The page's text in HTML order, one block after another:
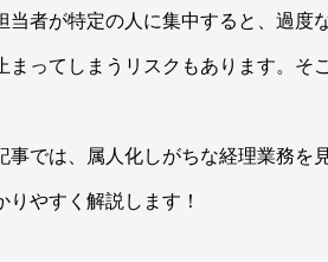
当者が特定の人に集中すると、過度
まってしまうリスクもあります。そ
事では、属人化しがちな経理業務を
りやすく解説します！